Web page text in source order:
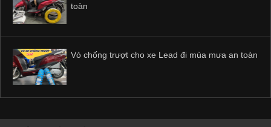
toàn
Vỏ chống trượt cho xe Lead đi mùa mưa an toàn